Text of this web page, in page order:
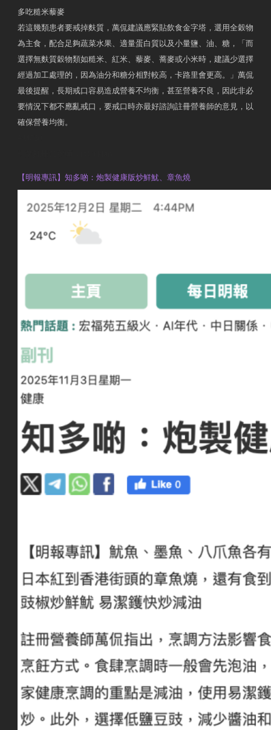
多吃糙米藜麥
若這幾類患者要戒掉麩質，萬侃建議應緊貼飲食金字塔，選用全穀物
為主食，配合足夠蔬菜水果、適量蛋白質以及小量鹽、油、糖，「而
選擇無麩質穀物類如糙米、紅米、藜麥、蕎麥或小米時，建議少選擇
經過加工處理的，因為油分和糖分相對較高，卡路里會更高。」萬侃
最後提醒，長期戒口容易造成營養不均衡，甚至營養不良，因此非必
要情況下都不應亂戒口，要戒口時亦最好諮詢註冊營養師的意見，以
確保營養均衡。
【明報專訊】知多啲：炮製健康版炒鮮魷、章魚燒